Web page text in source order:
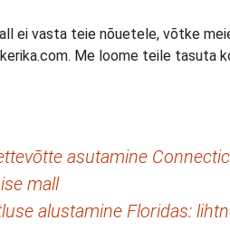
ei vasta teie nõuetele, võtke
Me loome teile tasuta
asutamine
mall
alustamine Floridas: